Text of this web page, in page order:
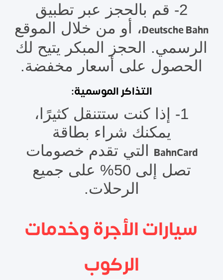
2- قم بالحجز عبر تطبيق
Deutsche Bahn، أو من خلال الموقع
الرسمي. الحجز المبكر يتيح لك
الحصول على أسعار مخفضة.
التذاكر الموسمية:
1- إذا كنت ستتنقل كثيرًا،
يمكنك شراء بطاقة
BahnCard التي تقدم خصومات
تصل إلى 50% على جميع
الرحلات.
سيارات الأجرة وخدمات
الركوب